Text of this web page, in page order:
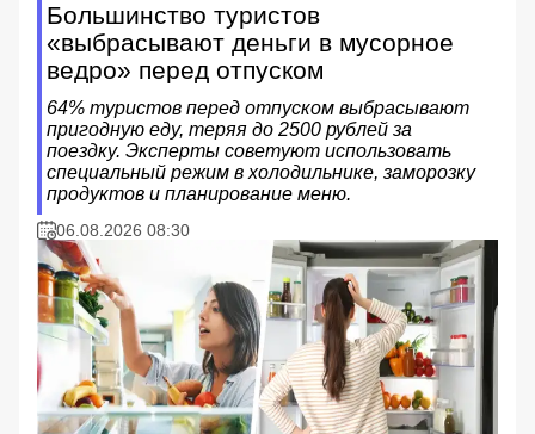
Большинство туристов
«выбрасывают деньги в мусорное
ведро» перед отпуском
64% туристов перед отпуском выбрасывают
пригодную еду, теряя до 2500 рублей за
поездку. Эксперты советуют использовать
специальный режим в холодильнике, заморозку
продуктов и планирование меню.
06.08.2026 08:30